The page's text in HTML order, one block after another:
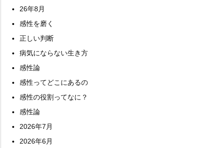
26年8月
感性を磨く
正しい判断
病気にならない生き方
感性論
感性ってどこにあるの
感性の役割ってなに？
感性論
2026年7月
2026年6月